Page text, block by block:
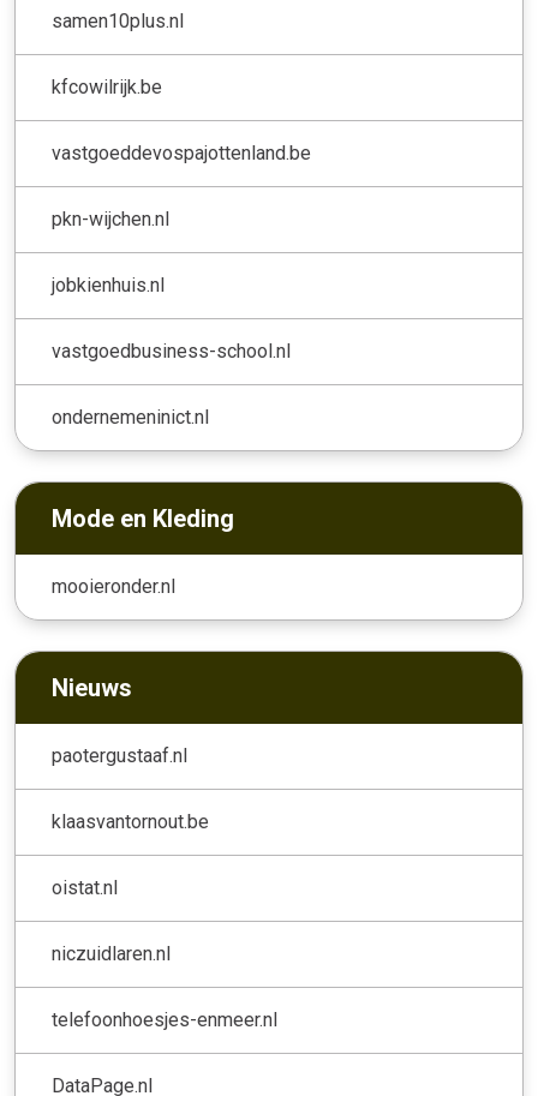
samen10plus.nl
kfcowilrijk.be
vastgoeddevospajottenland.be
pkn-wijchen.nl
jobkienhuis.nl
vastgoedbusiness-school.nl
ondernemeninict.nl
Mode en Kleding
mooieronder.nl
Nieuws
paotergustaaf.nl
klaasvantornout.be
oistat.nl
niczuidlaren.nl
telefoonhoesjes-enmeer.nl
DataPage.nl